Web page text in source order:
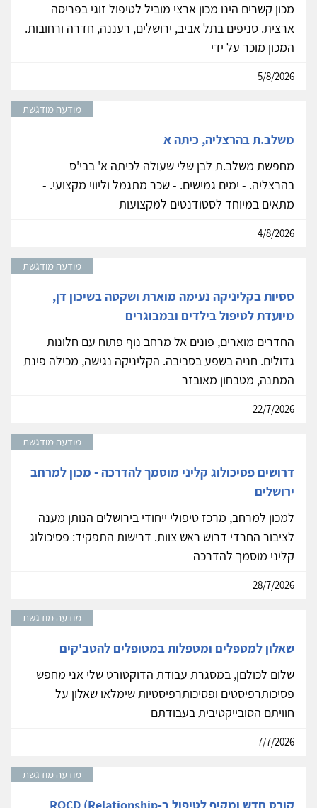
מכון קשרים הינו מכון ארצי מוביל לטיפול זוגי בפריסה
ארצית. סניפים בתל אביב, ירושלים, רעננה, חדרה ורחובות.
המכון מוכר על ידי
5/8/2026
מודעה מודגשת
משלב.ת בהרצליה, כיתה א
מחפשת משלב.ת לבן שלי שעולה לכיתה א' בבי'ס
בהרצליה. - ימים גמישים. - שכר מתגמל וליווי מקצועי. -
מתאים במיוחד לסטודנטים למקצועות
4/8/2026
מודעה מודגשת
ססיות בקליניקה נעימה מוארת ושקטה בשיכון דן,
מיועדת לטיפול בילדים ובמבוגרים
החדרים מוארים, פונים אל מרחב נוף פתוח עם חלונות
גדולים. חניה בשפע בסביבה. הקליניקה נגישה, מכילה פינת
המתנה, מטבחון מאובזר
22/7/2026
מודעה מודגשת
דרושים פסיכולוג קליני מוסמך להדרכה - מכון למרחב
ירושלים
למכון למרחב, מרכז טיפולי ייחודי בירושלים הנותן מענה
לציבור החרדי דרוש ראש צוות. דרישות התפקיד: פסיכולוג
קליני מוסמך להדרכה
28/7/2026
מודעה מודגשת
שאלון למטפלים ומטפלות במטופלים להטב'קים
שלום לכולםן, במסגרת עבודת הדוקטורט שלי אני מחפש
פסיכותרפיסטים ופסיכותרפיסטיות שימלאו שאלון על
חוויתם הסובייקטיבית בעבודתם
7/7/2026
מודעה מודגשת